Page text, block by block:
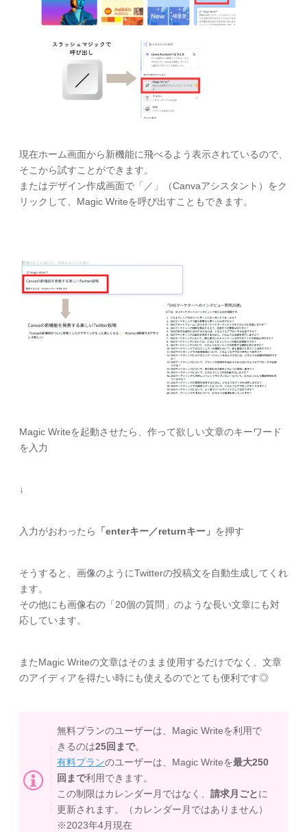
現在ホーム画面から新機能に飛べるよう表示されているので、
そこから試すことができます。
またはデザイン作成画面で「／」（Canvaアシスタント）をク
リックして、Magic Writeを呼び出すこともできます。
Magic Writeを起動させたら、作って欲しい文章のキーワード
を入力
↓
入力がおわったら 「enterキー／returnキー」 を押す
そうすると、画像のようにTwitterの投稿文を自動生成してくれ
ます。
その他にも画像右の「20個の質問」のような長い文章にも対
応しています。
またMagic Writeの文章はそのまま使用するだけでなく、文章
のアイディアを得たい時にも使えるのでとても便利です◎
無料プランのユーザーは、Magic Writeを利用で
きるのは25回まで。
有料プランのユーザーは、Magic Writeを最大250
回まで利用できます。
この制限はカレンダー月ではなく、 請求月ごとに
更新されます。（カレンダー月ではありません）
※2023年4月現在